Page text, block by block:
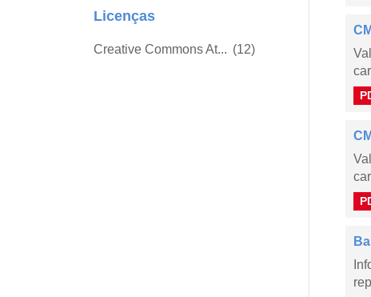
Licenças
Creative Commons At... (12)